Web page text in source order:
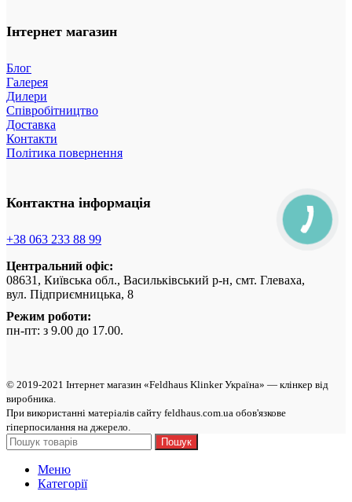
Інтернет магазин
Блог
Галерея
Дилери
Співробітництво
Доставка
Контакти
Політика повернення
Контактна інформація
+38 063 233 88 99
Центральний офіс:
08631, Київська обл., Васильківський р-н, смт. Глеваха,
вул. Підприємницька, 8
Режим роботи:
пн-пт: з 9.00 до 17.00.
© 2019-2021 Інтернет магазин «Feldhaus Klinker Україна» — клінкер від
виробникa.
При використанні матеріалів сайту feldhaus.com.ua обов'язкове
гіперпосилання на джерело.
Пошук
Меню
Категорії